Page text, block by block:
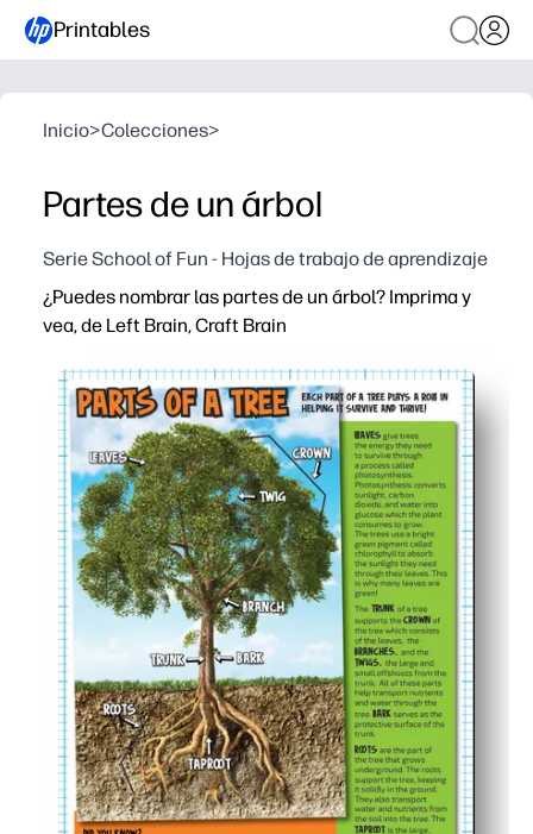
Printables
Inicio>Colecciones>
Partes de un árbol
Serie School of Fun - Hojas de trabajo de aprendizaje
¿Puedes nombrar las partes de un árbol? Imprima y
vea, de Left Brain, Craft Brain